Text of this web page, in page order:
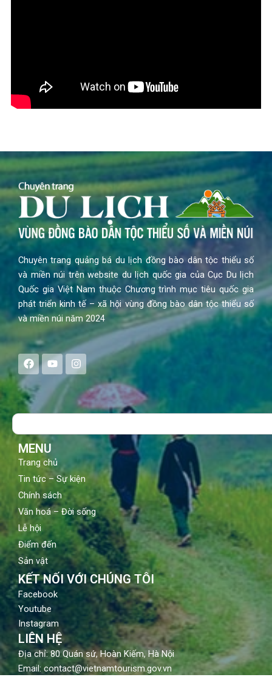
Chuyên trang quảng bá du lịch đồng bào dân tộc thiểu số
và miền núi trên website du lịch quốc gia của Cục Du lịch
Quốc gia Việt Nam thuộc Chương trình mục tiêu quốc gia
phát triển kinh tế – xã hội vùng đồng bào dân tộc thiểu số
và miền núi năm 2024
F
a
c
e
b
o
Y
o
u
t
u
b
I
n
s
a
g
Search
MENU
Trang chủ
Tin tức – Sự kiện
Chính sách
Văn hoá – Đời sống
Lễ hội
Điểm đến
Sản vật
KẾT NỐI VỚI CHÚNG TÔI
Facebook
Youtube
Instagram
LIÊN HỆ
Địa chỉ: 80 Quán sứ, Hoàn Kiếm, Hà Nội
Email: contact@vietnamtourism.gov.vn